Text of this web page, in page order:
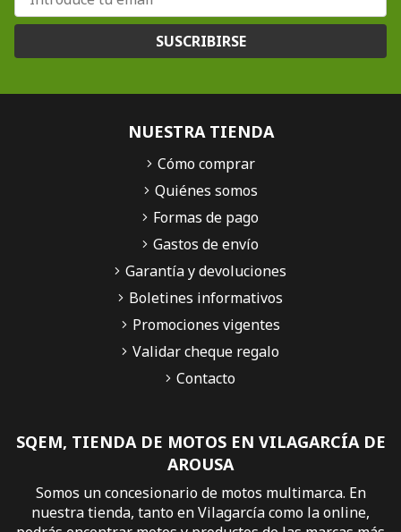
SUSCRIBIRSE
SQEM, TIENDA DE MOTOS EN VILAGARCÍA DE
AROUSA
Somos un concesionario de motos multimarca. En
nuestra tienda, tanto en Vilagarcía como la online,
NUESTRA TIENDA
Cómo comprar
Quiénes somos
Formas de pago
Gastos de envío
Garantía y devoluciones
Boletines informativos
Promociones vigentes
Validar cheque regalo
Contacto